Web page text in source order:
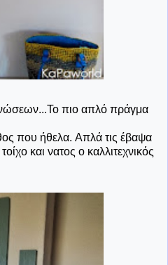
πιο απλό πράγμα
που ήθελα. Απλά τις έβαψα
και νατος ο καλλιτεχνικός